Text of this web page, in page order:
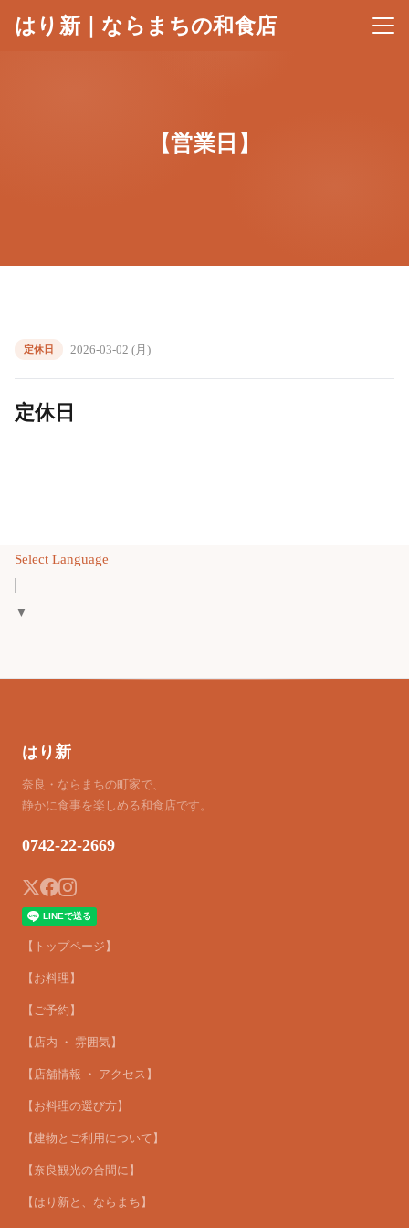
はり新｜ならまちの和食店 メニ
【営業日】
定休日 2026-03-02 (月)
定休日
Select Language
▼
はり新
奈良・ならまちの町家で、
静かに食事を楽しめる和食店です。
0742-22-2669
【トップページ】
【お料理】
【ご予約】
【店内 ・ 雰囲気】
【店舗情報 ・ アクセス】
【お料理の選び方】
【建物とご利用について】
【奈良観光の合間に】
【はり新と、ならまち】